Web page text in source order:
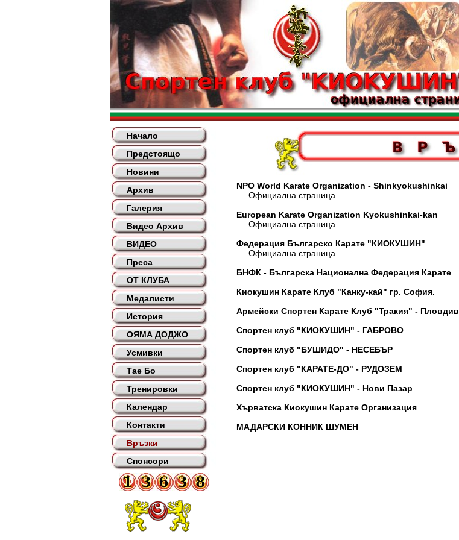
Начало
Предстоящо
Новини
Архив
Галерия
Видео Архив
ВИДЕО
Преса
ОТ КЛУБА
Медалисти
История
ОЯМА ДОДЖО
Усмивки
Тае Бо
Тренировки
Календар
Контакти
Връзки
Спонсори
NPO World Karate Organization - Shinkyokushinkai
Официална страница
European Karate Organization Kyokushinkai-kan
Официална страница
Федерация Българско Карате "КИОКУШИН"
Официална страница
БНФК - Българска Национална Федерация Карате
Киокушин Карате Клуб "Канку-кай" гр. София.
Армейски Спортен Карате Клуб "Тракия" - Пловдив
Спортен клуб "КИОКУШИН" - ГАБРОВО
Спортен клуб "БУШИДО" - НЕСЕБЪР
Спортен клуб "КАРАТЕ-ДО" - РУДОЗЕМ
Спортен клуб "КИОКУШИН" - Нови Пазар
Хърватска Киокушин Карате Организация
МАДАРСКИ КОННИК ШУМЕН